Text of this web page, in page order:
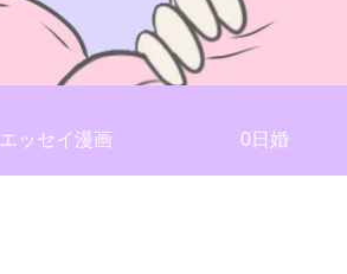
エッセイ漫画 0日婚